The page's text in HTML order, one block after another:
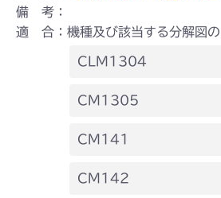
備 考：
適 合：機種及び該当する分解図の
CLM1304
本体 FIG14 刈刃
CM1305
本体 FIG25 刈刃
CM141
FIG28 アクスル
CM142